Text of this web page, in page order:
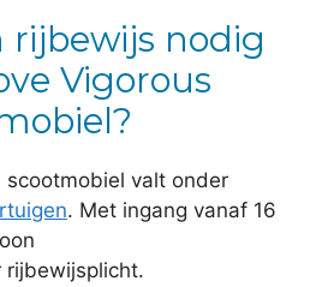
rijbewijs nodig
Vigorous
valt onder
. Met ingang vanaf 16
rijbewijsplicht.